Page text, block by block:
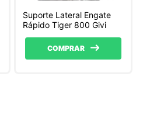
Suporte Lateral Engate
Rápido Tiger 800 Givi
COMPRAR